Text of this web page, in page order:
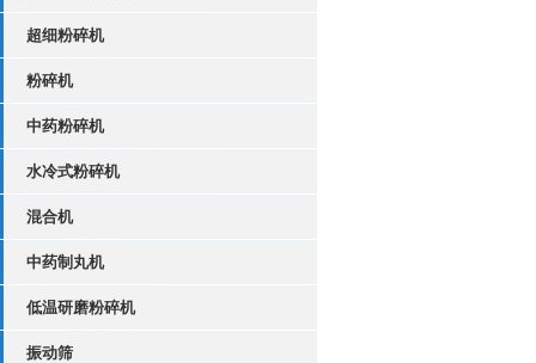
超细粉碎机
粉碎机
中药粉碎机
水冷式粉碎机
混合机
中药制丸机
低温研磨粉碎机
振动筛